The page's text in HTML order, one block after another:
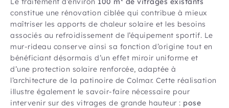
constitue une rénovation ciblée qui contribue à mieux
maîtriser les apports de chaleur solaire et les besoins
associés au refroidissement de l’équipement sportif. Le
mur-rideau conserve ainsi sa fonction d’origine tout en
bénéficiant désormais d’un effet miroir uniforme et
d’une protection solaire renforcée, adaptée à
l’architecture de la patinoire de Colmar. Cette réalisation
illustre également le savoir-faire nécessaire pour
intervenir sur des vitrages de grande hauteur : pose